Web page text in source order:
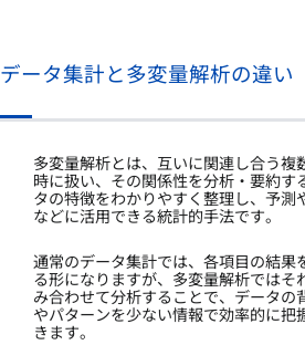
データ集計と多変量解析の違い
多変量解析とは、互いに関連し合う複
時に扱い、その関係性を分析・要約す
タの特徴をわかりやすく整理し、予測
などに活用できる統計的手法です。
通常のデータ集計では、各項目の結果
る形になりますが、多変量解析ではそ
み合わせて分析することで、データの
やパターンを少ない情報で効率的に把
きます。